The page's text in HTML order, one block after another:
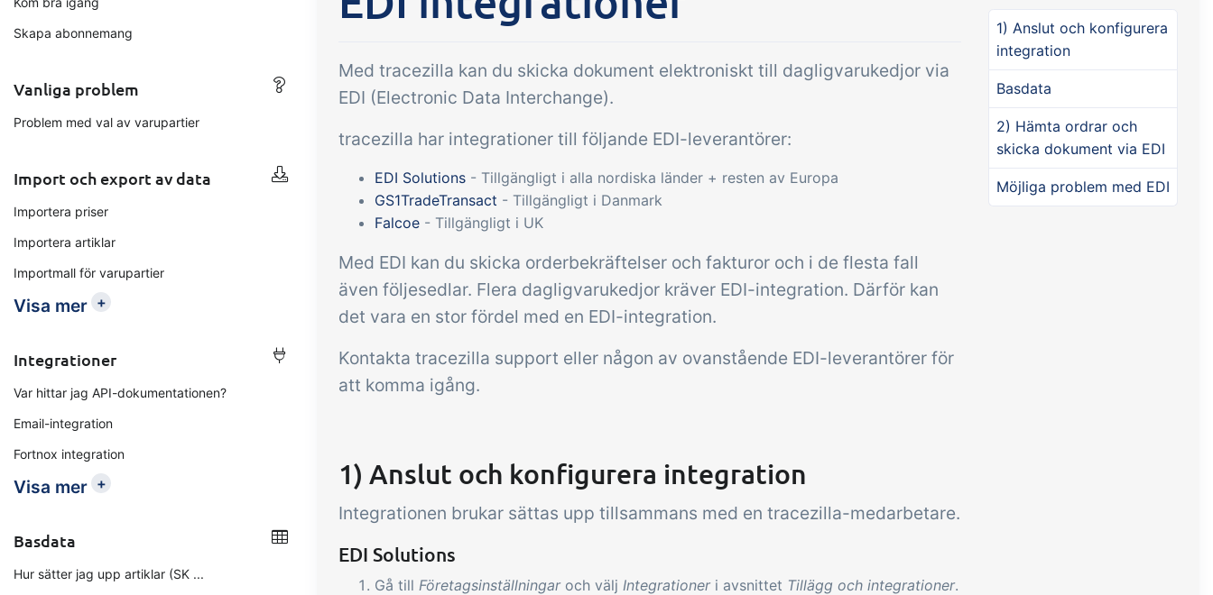
B2B Commerce
som en säljarportal,
Tillägg
Få mottagningskontroll,
kritiska kontrollpunkter
orderhantering – helt digitalt
Skapa din egen uppsättning
av dokument och etiketter,
rapporter och inbäddad
Connect
Connect erbjuder många
alternativ för automatisering
och anpassade flöden med
utbyte av filer och data
system och enheter.
Skapa abonnemang
Vanliga problem
Problem med val av varupartier
Import och export av data
Importera priser
Importera artiklar
Importmall för varupartier
Visa mer +
Integrationer
Var hittar jag API-dokumentationen?
Email-integration
Fortnox integration
Visa mer +
Basdata
Hur sätter jag upp artiklar (SK ...
Med tracezilla kan du skicka dokument elektroniskt till dagligvarukedjor via
EDI (Electronic Data Interchange).
tracezilla har integrationer till följande EDI-leverantörer:
EDI Solutions - Tillgängligt i alla nordiska länder + resten av Europa
GS1TradeTransact - Tillgängligt i Danmark
Falcoe - Tillgängligt i UK
Med EDI kan du skicka orderbekräftelser och fakturor och i de flesta fall
även följesedlar. Flera dagligvarukedjor kräver EDI-integration. Därför kan
det vara en stor fördel med en EDI-integration.
Kontakta tracezilla support eller någon av ovanstående EDI-leverantörer för
att komma igång.
1) Anslut och konfigurera integration
Integrationen brukar sättas upp tillsammans med en tracezilla-medarbetare.
EDI Solutions
Gå till Företagsinställningaroch välj Integrationeri avsnittet Tillägg och integrationer.
1) Anslut och konfigurera
integration
Basdata
2) Hämta ordrar och
skicka dokument via EDI
Möjliga problem med EDI